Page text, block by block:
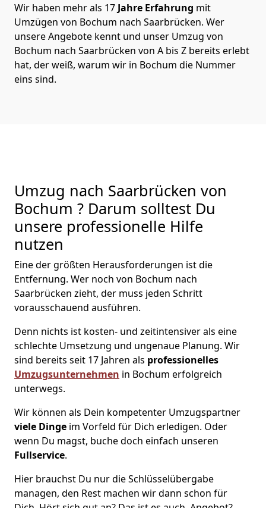
Wir haben mehr als 17 Jahre Erfahrung mit
Umzügen von Bochum nach Saarbrücken. Wer
unsere Angebote kennt und unser Umzug von
Bochum nach Saarbrücken von A bis Z bereits erlebt
hat, der weiß, warum wir in Bochum die Nummer
eins sind.
Umzug nach Saarbrücken von
Bochum ? Darum solltest Du
unsere professionelle Hilfe
nutzen
Eine der größten Herausforderungen ist die
Entfernung. Wer noch von Bochum nach
Saarbrücken zieht, der muss jeden Schritt
vorausschauend ausführen.
Denn nichts ist kosten- und zeitintensiver als eine
schlechte Umsetzung und ungenaue Planung. Wir
sind bereits seit 17 Jahren als professionelles
Umzugsunternehmen in Bochum erfolgreich
unterwegs.
Wir können als Dein kompetenter Umzugspartner
viele Dinge im Vorfeld für Dich erledigen. Oder
wenn Du magst, buche doch einfach unseren
Fullservice.
Hier brauchst Du nur die Schlüsselübergabe
managen, den Rest machen wir dann schon für